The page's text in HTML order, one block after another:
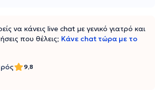
να κάνεις live chat με γενικό γιατρό και
που θέλεις; Κάνε chat τώρα με το
9,8